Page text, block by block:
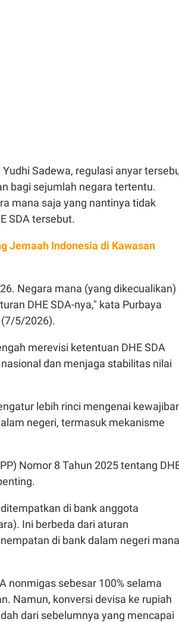
Sadewa, regulasi anyar
bagi sejumlah negara tertentu.
mana saja yang nantinya tidak
SDA tersebut.
Jemaah Indonesia di Kawasan
Negara mana (yang dikecualikan)
DHE SDA-nya," kata Purbaya
(7/5/2026).
merevisi ketentuan DHE SDA
dan menjaga stabilitas nilai
lebih rinci mengenai
negeri, termasuk mekanisme
Nomor 8 Tahun 2025 tentang
di bank anggota
Ini berbeda dari aturan
di bank dalam negeri mana
nonmigas sebesar 100% selama
Namun, konversi devisa ke rupiah
dari sebelumnya yang mencapai